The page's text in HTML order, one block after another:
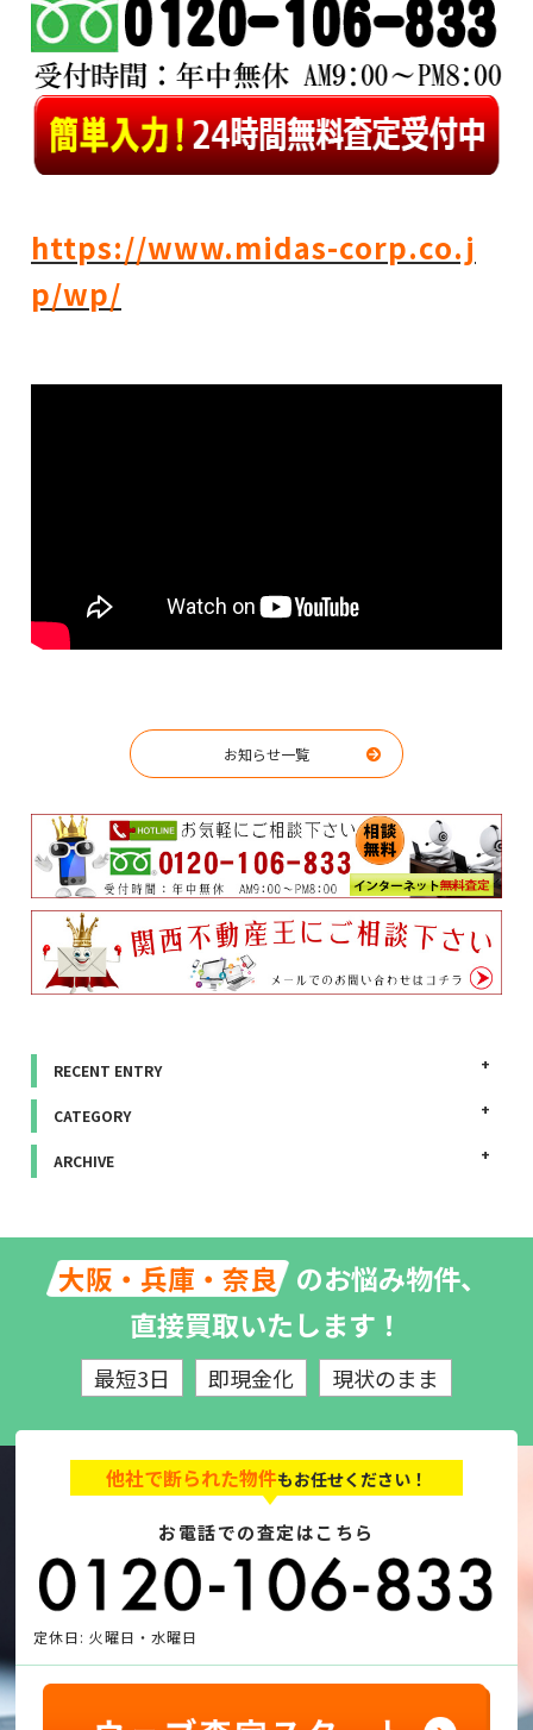
https://www.midas-corp.co.j
p/wp/
お知らせ一覧
RECENT ENTRY
CATEGORY
ARCHIVE
大阪・兵庫・奈良 のお悩み物件、
直接買取いたします！
最短3日 即現金化 現状のまま
他社で断られた物件もお任せください！
お電話での査定はこちら
定休日: 火曜日・水曜日